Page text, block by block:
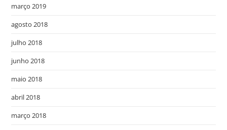
março 2019
agosto 2018
julho 2018
junho 2018
maio 2018
abril 2018
março 2018